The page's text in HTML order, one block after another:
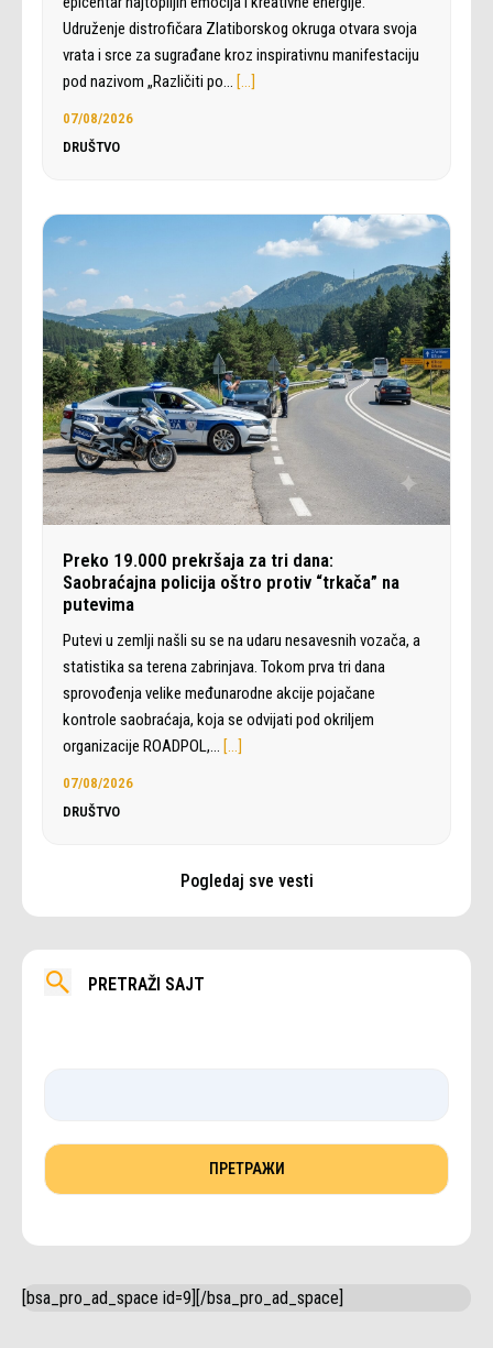
Udruženje distrofičara Zlatiborskog okruga otvara svoja
vrata i srce za sugrađane kroz inspirativnu manifestaciju
pod nazivom „Različiti po… […]
07/08/2026
DRUŠTVO
Preko 19.000 prekršaja za tri dana:
Saobraćajna policija oštro protiv “trkača” na
putevima
Putevi u zemlji našli su se na udaru nesavesnih vozača, a
statistika sa terena zabrinjava. Tokom prva tri dana
sprovođenja velike međunarodne akcije pojačane
kontrole saobraćaja, koja se odvijati pod okriljem
organizacije ROADPOL,… […]
07/08/2026
DRUŠTVO
Pogledaj sve vesti
PRETRAŽI SAJT
[bsa_pro_ad_space id=9][/bsa_pro_ad_space]